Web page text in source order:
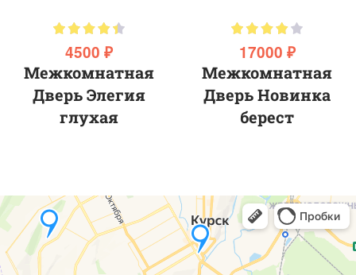
4500 ₽
Межкомнатная
Дверь Элегия
глухая
17000 ₽
Межкомнатная
Дверь Новинка
берест